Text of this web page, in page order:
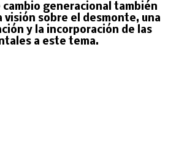
cambio generacional también
visión sobre el desmonte, una
y la incorporación de las
a este tema.